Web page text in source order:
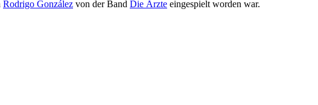
Rodrigo González von der Band Die Ärzte eingespielt worden war.